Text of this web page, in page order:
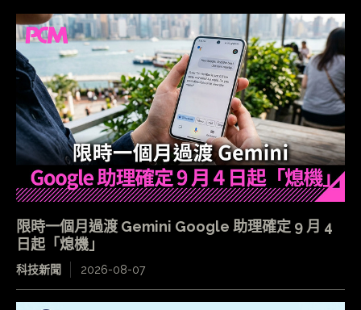
限時一個月過渡 Gemini Google 助理確定 9 月 4
日起「熄機」
科技新聞 2026-08-07